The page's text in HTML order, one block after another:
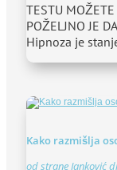
TESTU
POŽELJNO JE
Hipnoza je
Kako razmišlja
od straneJanković